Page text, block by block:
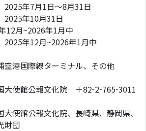
年7月1日～8月31日
年10月31日
月~2026年1月中
年12月~2026年1月中
港国際線ターミナル、その他
大使館公報文化院 ＋82-2-765-3011
使館公報文化院、長崎県、静岡県、
財団